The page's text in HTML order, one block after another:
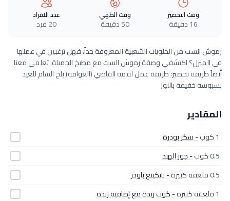
وقت التحضير
16 دقيقة
وقت الطهي
50 دقيقة
عدد الافراد
20 فرد
رموش الست من الحلويات الشعبية المعروفة جداً، فهل ترغبين في عملها
في المنزل؟ اكتشفي وصفة رموش الست مع مطبخ الجميلة. تعلمي معنا
أيضاً طريقة تحضير: طريقة عمل لقمة القاضي (العوامة) بلح الشام للعيد
بسبوسة خفيفة باللوز
المقادير
1 كوب
- سكر بودرة
0.5 كوب
- جوز الهند
0.5 ملعقة كبيرة
- بايكينغ باودر
1 ملعقة كبيرة
- كوب زبدة مع إضافية زبدة